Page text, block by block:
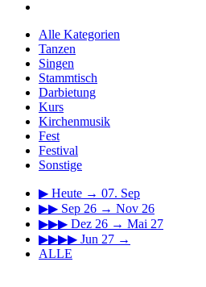
Alle Kategorien
Tanzen
Singen
Stammtisch
Darbietung
Kurs
Kirchenmusik
Fest
Festival
Sonstige
▶ Heute → 07. Sep
▶▶ Sep 26 → Nov 26
▶▶▶ Dez 26 → Mai 27
▶▶▶▶ Jun 27 →
ALLE